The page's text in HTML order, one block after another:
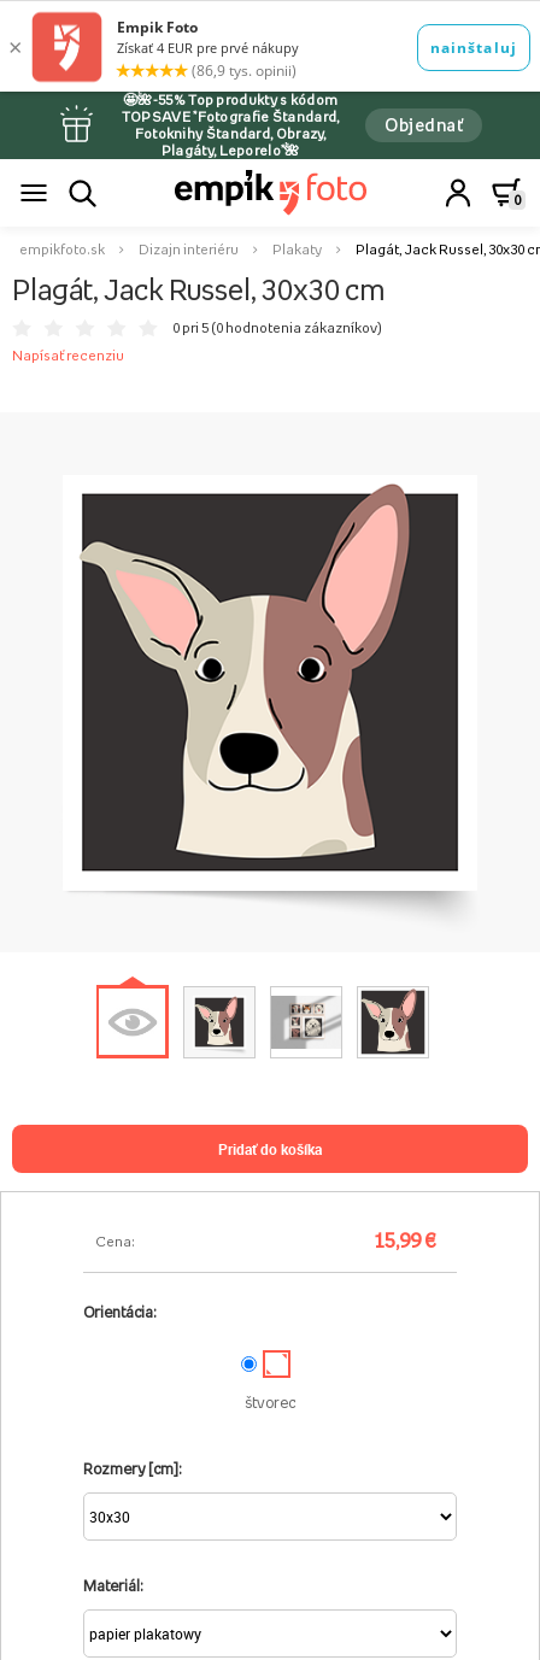
🤩🌺-55% Top produkty s kódom
TOPSAVE *Fotografie Štandard,
Fotoknihy Štandard, Obrazy,
Plagáty, Leporelo*🌺
Objednať
0
empikfoto.sk Dizajn interiéru Plakaty Plagát, Jack Russel, 30x30
Plagát, Jack Russel, 30x30 cm
0 pri 5 (0 hodnotenia zákazníkov)
Napísať recenziu
Cena: 15,99 €
Orientácia:
štvorec
Rozmery [cm]:
Materiál:
pridať do košíka